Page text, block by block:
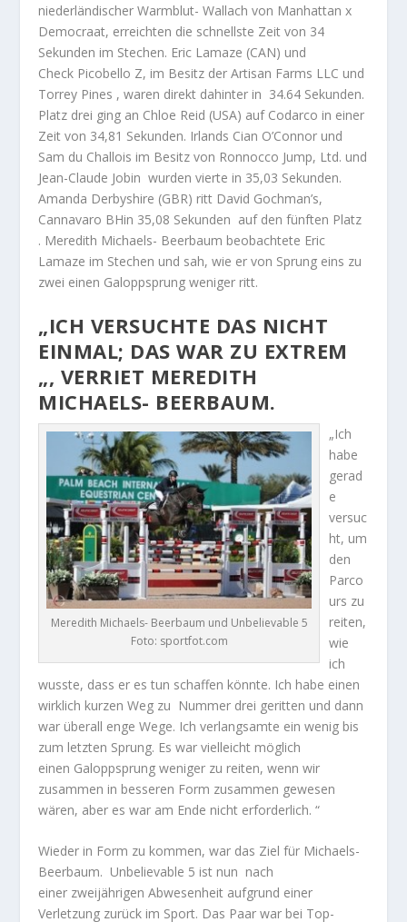
niederländischer Warmblut- Wallach von Manhattan x
Democraat, erreichten die schnellste Zeit von 34
Sekunden im Stechen. Eric Lamaze (CAN) und
Check Picobello Z, im Besitz der Artisan Farms LLC und
Torrey Pines , waren direkt dahinter in 34.64 Sekunden.
Platz drei ging an Chloe Reid (USA) auf Codarco in einer
Zeit von 34,81 Sekunden. Irlands Cian O’Connor und
Sam du Challois im Besitz von Ronnocco Jump, Ltd. und
Jean-Claude Jobin wurden vierte in 35,03 Sekunden.
Amanda Derbyshire (GBR) ritt David Gochman’s,
Cannavaro BHin 35,08 Sekunden auf den fünften Platz
. Meredith Michaels- Beerbaum beobachtete Eric
Lamaze im Stechen und sah, wie er von Sprung eins zu
zwei einen Galoppsprung weniger ritt.
„ICH VERSUCHTE DAS NICHT
EINMAL; DAS WAR ZU EXTREM
„, VERRIET MEREDITH
MICHAELS- BEERBAUM.
Meredith Michaels- Beerbaum und Unbelievable 5
Foto: sportfot.com
„Ich
habe
gerad
e
versuc
ht, um
den
Parco
urs zu
reiten,
wie
ich
wusste, dass er es tun schaffen könnte. Ich habe einen
wirklich kurzen Weg zu Nummer drei geritten und dann
war überall enge Wege. Ich verlangsamte ein wenig bis
zum letzten Sprung. Es war vielleicht möglich
einen Galoppsprung weniger zu reiten, wenn wir
zusammen in besseren Form zusammen gewesen
wären, aber es war am Ende nicht erforderlich. “
Wieder in Form zu kommen, war das Ziel für Michaels-
Beerbaum. Unbelievable 5 ist nun nach
einer zweijährigen Abwesenheit aufgrund einer
Verletzung zurück im Sport. Das Paar war bei Top-